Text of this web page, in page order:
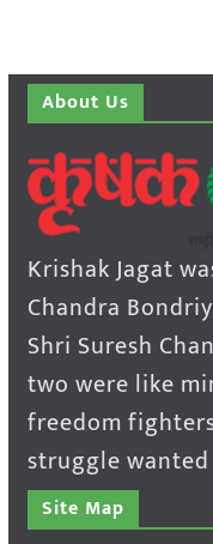
About Us
Krishak Jagat
Chandra
Shri Suresh
two were like
freedom
struggle
Site Map